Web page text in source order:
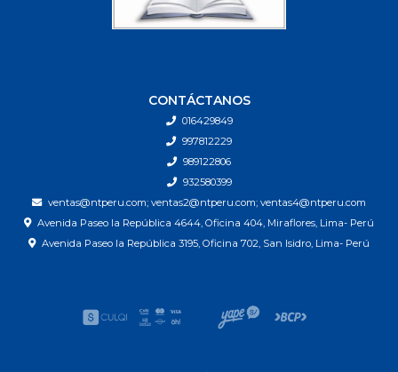
CONTÁCTANOS
016429849
997812229
989122806
932580399
ventas@ntperu.com; ventas2@ntperu.com; ventas4@ntperu.com
Avenida Paseo la República 4644, Oficina 404, Miraflores, Lima- Perú
Avenida Paseo la República 3195, Oficina 702, San Isidro, Lima- Perú